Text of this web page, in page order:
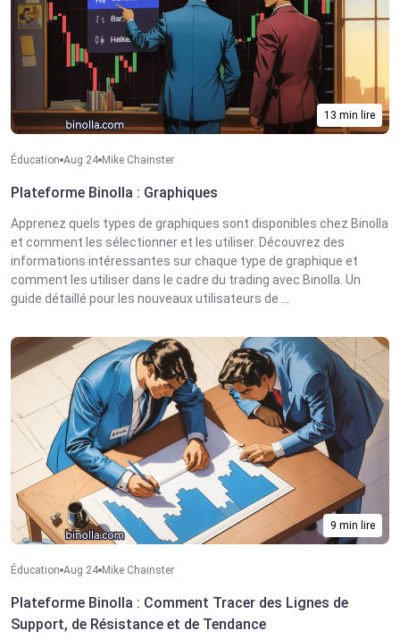
13 min lire
Éducation Aug 24 Mike Chainster
Plateforme Binolla : Graphiques
Apprenez quels types de graphiques sont disponibles chez Binolla
et comment les sélectionner et les utiliser. Découvrez des
informations intéressantes sur chaque type de graphique et
comment les utiliser dans le cadre du trading avec Binolla. Un
guide détaillé pour les nouveaux utilisateurs de ...
9 min lire
Éducation Aug 24 Mike Chainster
Plateforme Binolla : Comment Tracer des Lignes de
Support, de Résistance et de Tendance